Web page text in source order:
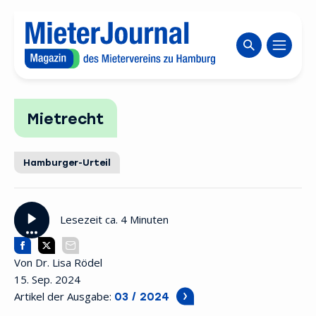
Website
Mietrecht
Hamburger-Urteil
Lesezeit ca. 4 Minuten
Von Dr. Lisa Rödel
15. Sep. 2024
Artikel der Ausgabe: 03 / 2024